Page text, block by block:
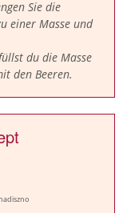
Sie die
einer Masse und
du die Masse
den Beeren.